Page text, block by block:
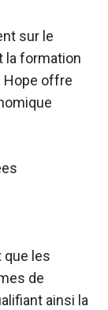
sur le
la formation
Hope offre
que les
de
ainsi la